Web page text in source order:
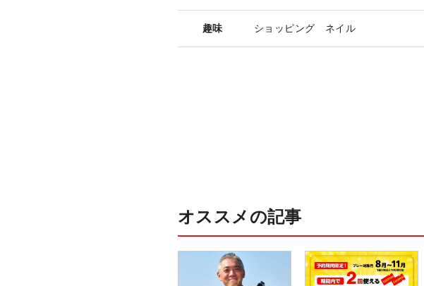
趣味 ショッピング ネイル
オススメの記事